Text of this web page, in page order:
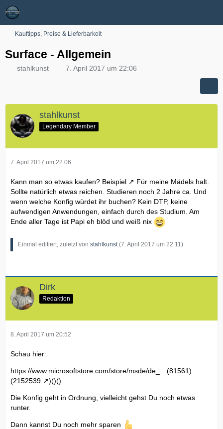
Kauftipps, Preise & Lieferbarkeit
Surface - Allgemein
stahlkunst 7. April 2017 um 22:06
stahlkunst
Legendary Member
7. April 2017 um 22:06
Kann man so etwas kaufen? Beispiel
Für meine Mädels halt.
Sollte natürlich etwas reichen. Studieren noch 2 Jahre ca. Und
wenn welche Konfig würdet ihr buchen? Kein DTP, keine
aufwendigen Anwendungen, einfach durch des Studium. Am
Ende aller Tage ist Papi eh blöd und weiß nix
Einmal editiert, zuletzt von stahlkunst (7. April 2017 um 22:11 )
Dirk
Redaktion
8. April 2017 um 20:52
Schau hier:
https://www.microsoftstore.com/store/msde/de_…(81561)
(2152539
)()()
Die Konfig geht in Ordnung, vielleicht gehst Du noch etwas
runter.
Dann kannst Du noch mehr sparen